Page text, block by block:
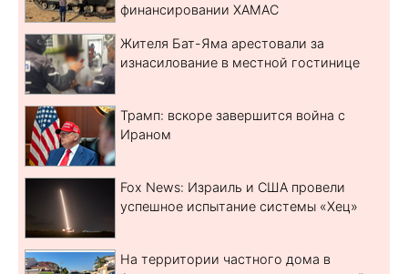
финансировании ХАМАС
Жителя Бат-Яма арестовали за
изнасилование в местной гостинице
Трамп: вскоре завершится война с
Ираном
Fox News: Израиль и США провели
успешное испытание системы «Хец»
На территории частного дома в